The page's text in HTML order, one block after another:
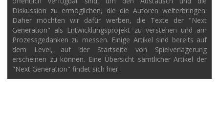
Diskussion zu ermöglichen, die die Autoren weiterbringen.
Daher möchten wir dafür werben, die Texte der "Next
Generation" als Entwicklungsprojekt zu verstehen und am
Prozessgedanken zu messen. Einige Artikel sind bereits auf
dem Level, auf der Startseite von Spielverlagerung
erscheinen zu können. Eine Übersicht sämtlicher Artikel der
"Next Generation" findet sich hier.